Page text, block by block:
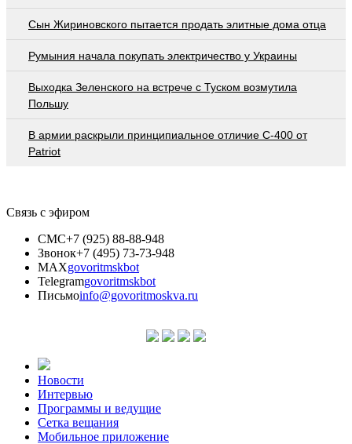
Сын Жириновского пытается продать элитные дома отца
Румыния начала покупать электричество у Украины
Выходка Зеленского на встрече с Туском возмутила
Польшу
В армии раскрыли принципиальное отличие С-400 от
Patriot
Связь с эфиром
СМС+7 (925) 88-88-948
Звонок+7 (495) 73-73-948
MAXgovoritmskbot
Telegramgovoritmskbot
Письмоinfo@govoritmoskva.ru
Новости
Интервью
Программы и ведущие
Сетка вещания
Мобильное приложение